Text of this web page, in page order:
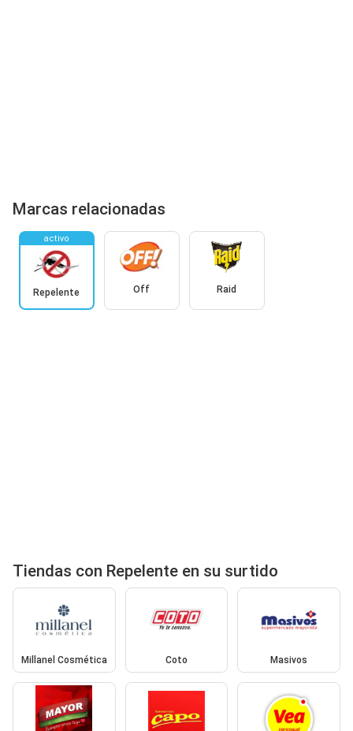
Marcas relacionadas
activo
Repelente Off Raid
Tiendas con Repelente en su surtido
Millanel Cosmética Coto Masivos